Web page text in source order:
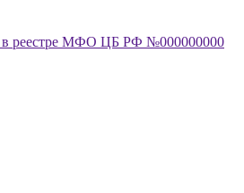
реестре МФО ЦБ РФ №000000000